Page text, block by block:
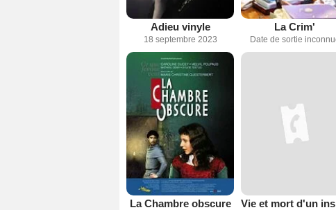
Adieu vinyle
18 septembre 2023
La Crim'
Date de sortie
La Chambre obscure